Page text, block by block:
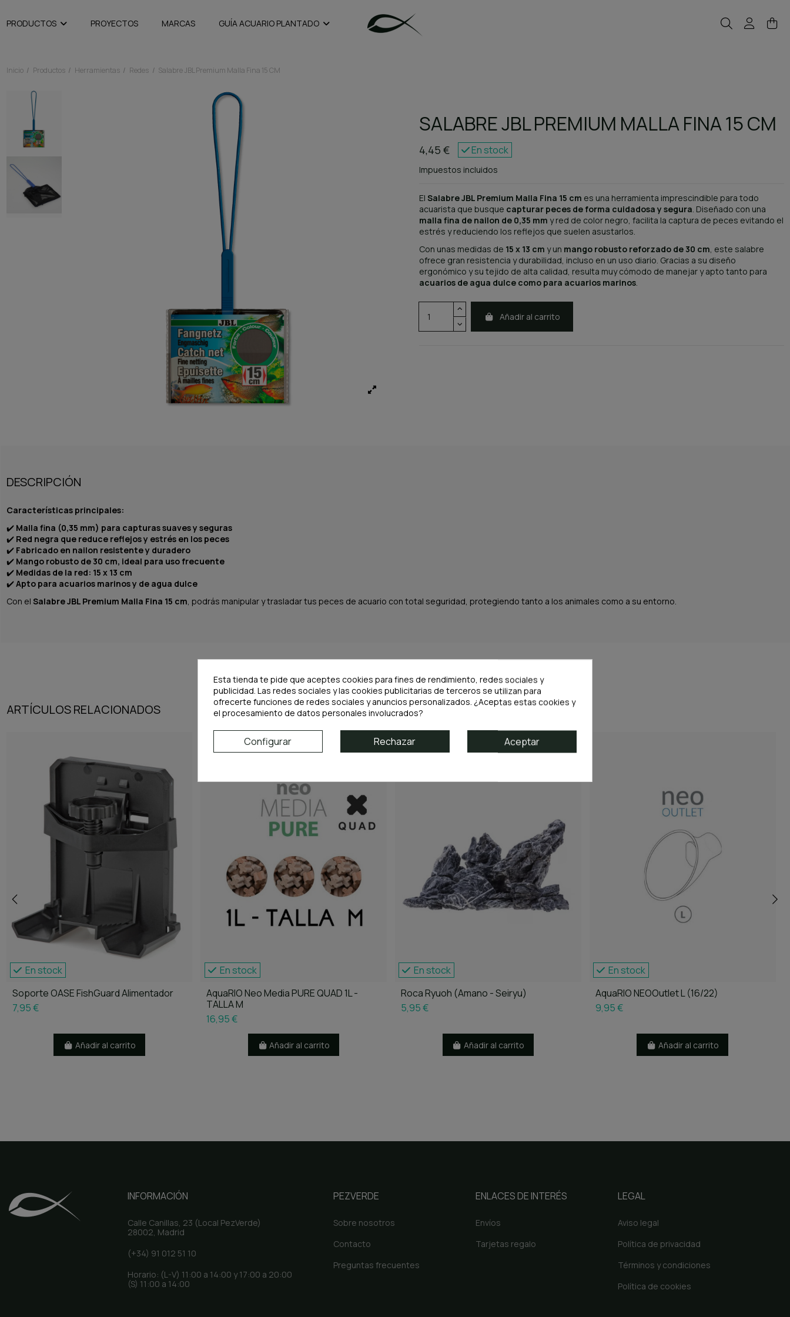
PRODUCTOS PROYECTOS MARCAS GUÍA ACUARIO PLANTADO
Inicio Productos Herramientas Redes Salabre JBL Premium Malla Fina 15 CM
SALABRE JBL PREMIUM MALLA FINA 15 CM
4,45 € En stock
Impuestos incluidos
El Salabre JBL Premium Malla Fina 15 cm es una herramienta imprescindible para todo
acuarista que busque capturar peces de forma cuidadosa y segura . Diseñado con una
malla fina de nailon de 0,35 mm y red de color negro, facilita la captura de peces evitando el
estrés y reduciendo los reflejos que suelen asustarlos.
Con unas medidas de 15 x 13 cm y un mango robusto reforzado de 30 cm, este salabre
ofrece gran resistencia y durabilidad, incluso en un uso diario. Gracias a su diseño
ergonómico y su tejido de alta calidad, resulta muy cómodo de manejar y apto tanto para
acuarios de agua dulce como para acuarios marinos.
Añadir al carrito
DESCRIPCIÓN
Características principales:
✔️ Malla fina (0,35 mm) para capturas suaves y seguras
✔️ Red negra que reduce reflejos y estrés en los peces
✔️ Fabricado en nailon resistente y duradero
✔️ Mango robusto de 30 cm, ideal para uso frecuente
✔️ Medidas de la red: 15 x 13 cm
✔️Apto para acuarios marinos y de agua dulce
Con el Salabre JBL Premium Malla Fina 15 cm, podrás manipular y trasladar tus peces de acuario con total seguridad, protegiendo tanto a los animales como a su entorno.
ARTÍCULOS RELACIONADOS
En stock
Soporte OASE FishGuard Alimentador
7,95 €
Añadir al carrito
En stock
AquaRIO Neo Media PURE QUAD 1L -
TALLA M
16,95 €
Añadir al carrito
En stock
Roca Ryuoh (Amano - Seiryu)
5,95 €
Añadir al carrito
En stock
AquaRIO NEOOutlet L (16/22)
9,95 €
Añadir al carrito
INFORMACIÓN
Calle Canillas, 23 (Local PezVerde)
28002, Madrid
(+34) 91 012 51 10
Horario: (L-V) 11:00 a 14:00 y 17:00 a 20:00
(S) 11:00 a 14:00
PEZVERDE
Sobre nosotros
Contacto
Preguntas frecuentes
ENLACES DE INTERÉS
Envíos
Tarjetas regalo
LEGAL
Aviso legal
Política de privacidad
Términos y condiciones
Política de cookies
Esta tienda te pide que aceptes cookies para fines de rendimiento, redes sociales y
publicidad. Las redes sociales y las cookies publicitarias de terceros se utilizan para
ofrecerte funciones de redes sociales y anuncios personalizados. ¿Aceptas estas cookies y
el procesamiento de datos personales involucrados?
Configurar Rechazar Aceptar